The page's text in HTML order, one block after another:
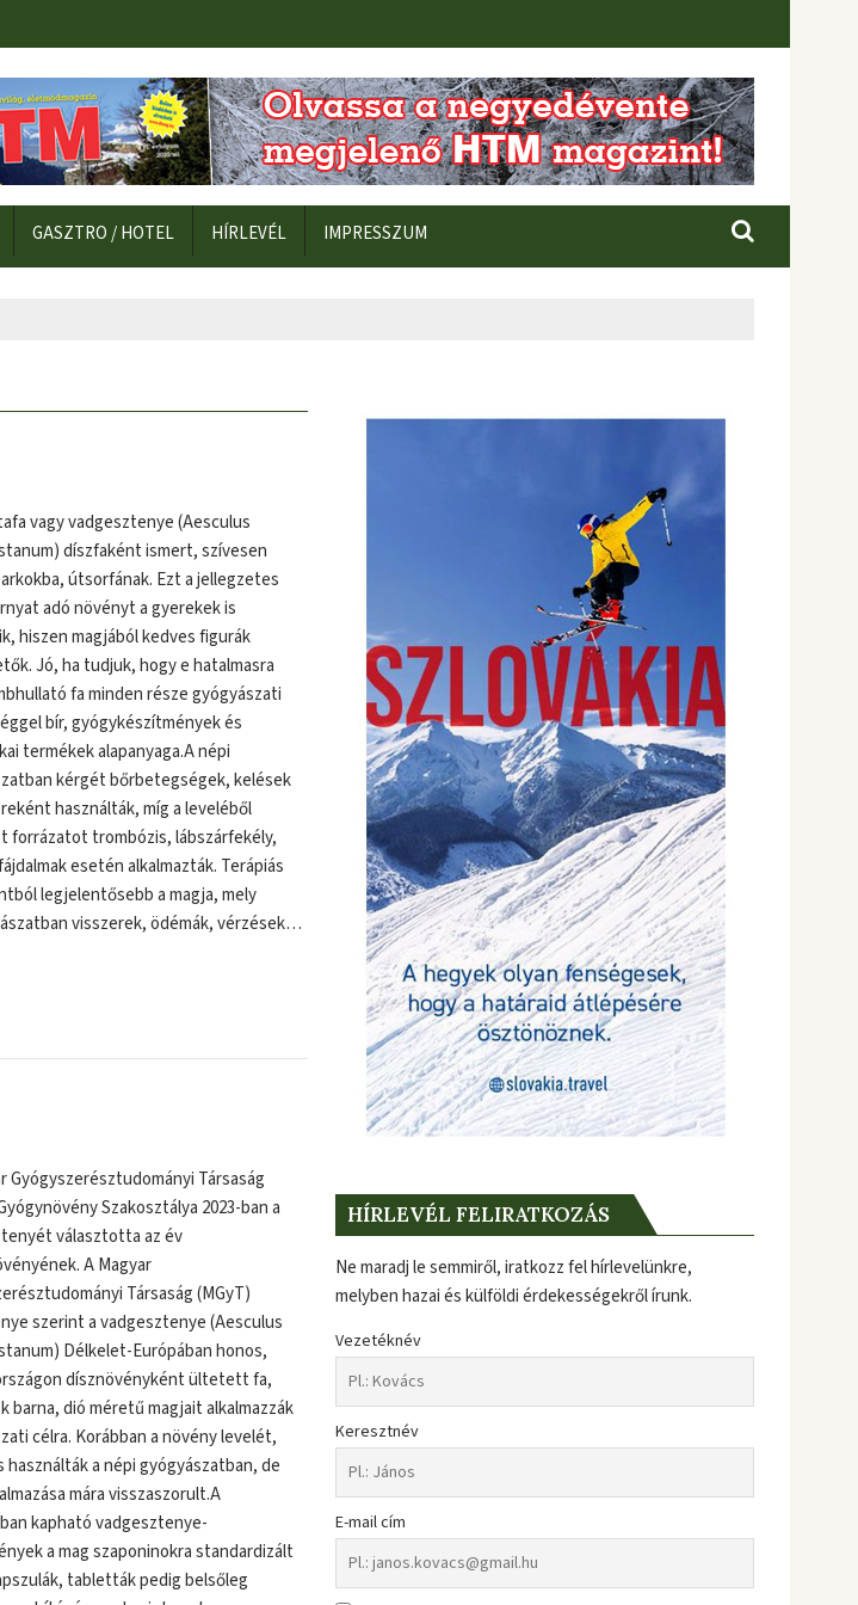
GASZTRO / HOTEL HÍRLEVÉL IMPRESSZUM
vagy vadgesztenye (Aesculus
díszfaként ismert, szívesen
útsorfának. Ezt a jellegzetes
adó növényt a gyerekek is
hiszen magjából kedves figurák
Jó, ha tudjuk, hogy e hatalmasra
fa minden része gyógyászati
bír, gyógykészítmények és
termékek alapanyaga.A népi
kérgét bőrbetegségek, kelések
használták, míg a leveléből
forrázatot trombózis, lábszárfekély,
esetén alkalmazták. Terápiás
legjelentősebb a magja, mely
visszerek, ödémák, vérzések…
Gyógyszerésztudományi Társaság
Szakosztálya 2023-ban a
választotta az év
A Magyar
Társaság (MGyT)
szerint a vadgesztenye (Aesculus
Délkelet-Európában honos,
dísznövényként ültetett fa,
barna, dió méretű magjait alkalmazzák
célra. Korábban a növény levelét,
használták a népi gyógyászatban, de
mára visszaszorult.A
kapható vadgesztenye-
a mag szaponinokra standardizált
tabletták pedig belsőleg
HÍRLEVÉL FELIRATKOZÁS
Ne maradj le semmiről, iratkozz fel hírlevelünkre,
melyben hazai és külföldi érdekességekről írunk.
Vezetéknév
Keresztnév
E-mail cím